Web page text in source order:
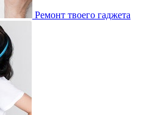
Ремонт твоего гаджета